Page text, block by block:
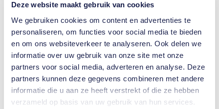
Deze website maakt gebruik van cookies
We gebruiken cookies om content en advertenties te
personaliseren, om functies voor social media te bieden
en om ons websiteverkeer te analyseren. Ook delen we
informatie over uw gebruik van onze site met onze
partners voor social media, adverteren en analyse. Deze
partners kunnen deze gegevens combineren met andere
informatie die u aan ze heeft verstrekt of die ze hebben
verzameld op basis van uw gebruik van hun services.
Hoe een groeispurt de droom van
Merijn Scheperkamp weer tot leven
bracht
De afgelopen jaren is de ontwikkeling van Merijn